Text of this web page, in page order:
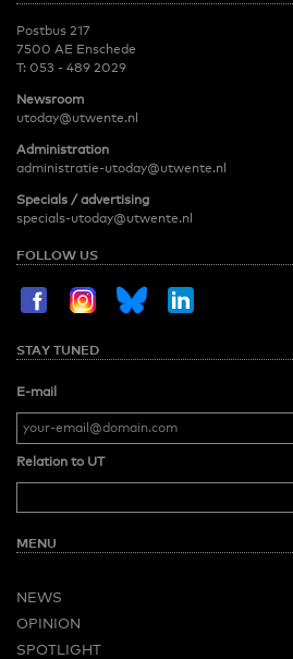
Postbus 217
7500 AE Enschede
T: 053 - 489 2029
Newsroom
utoday@utwente.nl
Administration
administratie-utoday@utwente.nl
Specials / advertising
specials-utoday@utwente.nl
FOLLOW US
STAY TUNED
E-mail
Relation to UT
MENU
NEWS
OPINION
SPOTLIGHT